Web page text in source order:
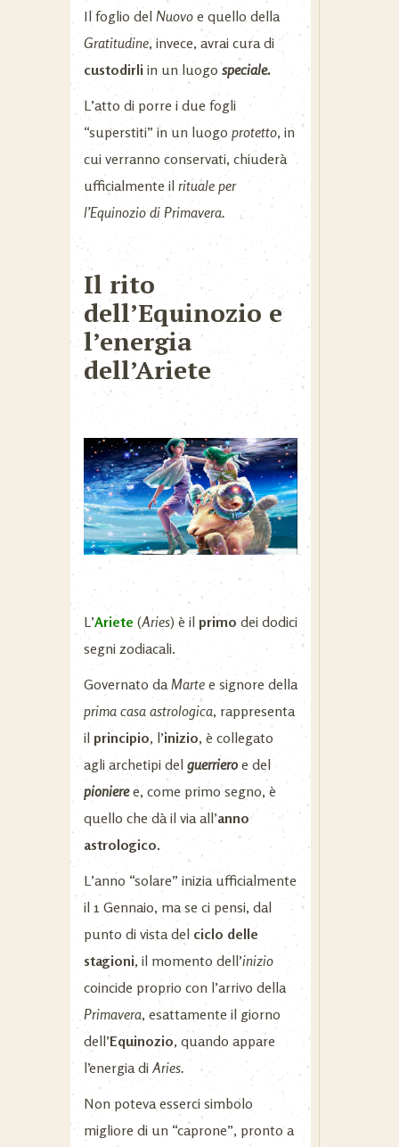
Il foglio del Nuovo e quello della
Gratitudine, invece, avrai cura di
custodirli in un luogospeciale.
L’atto di porre i due fogli
“superstiti” in un luogo protetto, in
cui verranno conservati, chiuderà
ufficialmente il rituale per
l’Equinozio di Primavera.
Il rito
dell’Equinozio e
l’energia
dell’Ariete
L’Ariete (Aries) è il primo dei dodici
segni zodiacali.
Governato daMarte e signore della
prima casa astrologica, rappresenta
il principio, l’inizio, è collegato
agli archetipi del guerriero e del
pionieree, come primo segno, è
quello che dà il via all’anno
astrologico.
L’anno “solare” inizia ufficialmente
il 1 Gennaio, ma se ci pensi, dal
punto di vista del ciclo delle
stagioni, il momento dell’inizio
coincide proprio con l’arrivo della
Primavera, esattamente il giorno
dell’Equinozio, quando appare
l’energia di Aries.
Non poteva esserci simbolo
migliore di un “caprone”, pronto a